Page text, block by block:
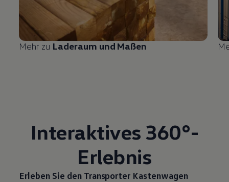
Mehr zu Laderaum und Maßen
Interaktives 360°-
Erlebnis
Erleben Sie den Transporter Kastenwagen